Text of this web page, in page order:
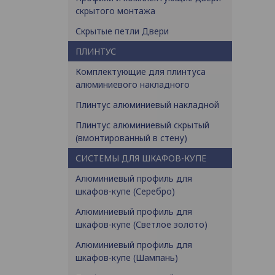
скрытого монтажа
Скрытые петли Двери
ПЛИНТУС
Комплектующие для плинтуса
алюминиевого накладного
Плинтус алюминиевый накладной
Плинтус алюминиевый скрытый
(вмонтированный в стену)
СИСТЕМЫ ДЛЯ ШКАФОВ-КУПЕ
Алюминиевый профиль для
шкафов-купе (Серебро)
Алюминиевый профиль для
шкафов-купе (Светлое золото)
Алюминиевый профиль для
шкафов-купе (Шампань)